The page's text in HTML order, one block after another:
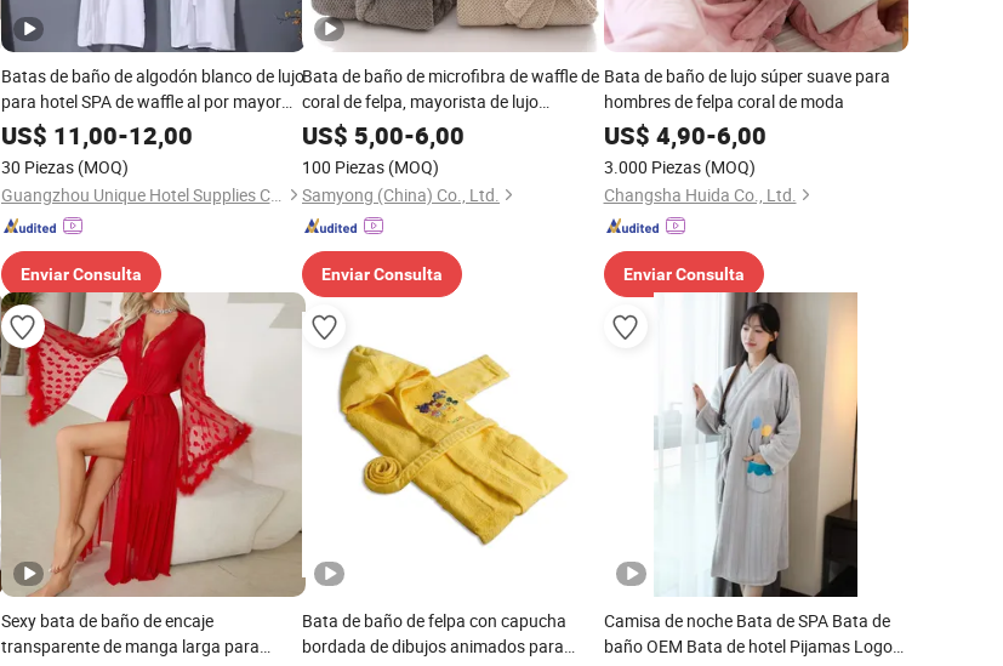
Batas de baño de algodón blanco de lujo
para hotel SPA de waffle al por mayor
para mujeres y hombres 100%
US$ 11,00-12,00
30 Piezas (MOQ)
Guangzhou Unique Hotel Supplies Co., Ltd.
Enviar Consulta
Bata de baño de microfibra de waffle de
coral de felpa, mayorista de lujo
personalizado, bata de hotel de rizo
US$ 5,00-6,00
100 Piezas (MOQ)
Samyong (China) Co., Ltd.
Enviar Consulta
Bata de baño de lujo súper suave para
hombres de felpa coral de moda
US$ 4,90-6,00
3.000 Piezas (MOQ)
Changsha Huida Co., Ltd.
Enviar Consulta
Sexy bata de baño de encaje
transparente de manga larga para
Bata de baño de felpa con capucha
bordada de dibujos animados para
Camisa de noche Bata de SPA Bata de
baño OEM Bata de hotel Pijamas Logo